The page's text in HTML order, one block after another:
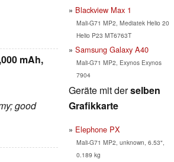
mAh,
good
Blackview Max 1
Mali-G71 MP2, Mediatek Helio 20
Helio P23 MT6763T
Samsung Galaxy A40
Mali-G71 MP2, Exynos Exynos
7904
Geräte mit derselben
Grafikkarte
Elephone PX
Mali-G71 MP2, unknown, 6.53",
0.189 kg